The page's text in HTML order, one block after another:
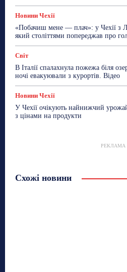
Новини Чехії
«Побачиш мене — плач»: у Чехії з
який століттями попереджав про
Світ
В Італії спалахнула пожежа біля
ночі евакуювали з курортів. Відео
Новини Чехії
У Чехії очікують найнижчий
з цінами на продукти
РЕКЛАМА
Схожі новини